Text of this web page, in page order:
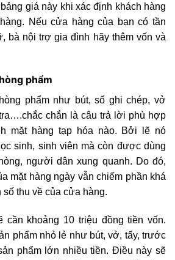
giá này khi xác định khách hàng
Nếu cửa hàng của bạn có tần
bà nội trợ gia đình hãy thêm vốn và
phẩm
phẩm như bút, sổ ghi chép, vở
chắn là câu trả lời phù hợp
mặt hàng tạp hóa nào. Bởi lẽ nó
sinh, sinh viên mà còn được dùng
người dân xung quanh. Do đó,
mặt hàng ngày vẫn chiếm phần khá
số thu về của cửa hàng.
cần khoảng 10 triệu đồng tiền vốn.
phẩm nhỏ lẻ như bút, vở, tẩy, trước
phẩm lớn nhiều tiền. Điều này sẽ